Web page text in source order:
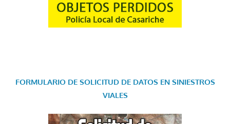
FORMULARIO DE SOLICITUD DE DATOS EN SINIESTROS
VIALES